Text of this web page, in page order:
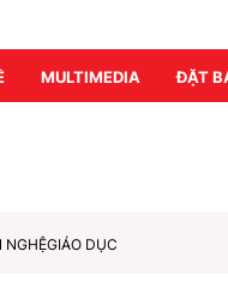
MULTIMEDIA ĐẶT
NGHỆGIÁO DỤC